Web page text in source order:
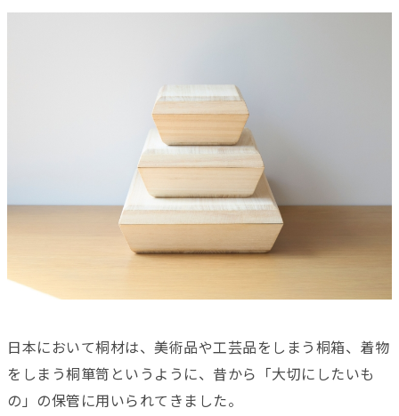
日本において桐材は、美術品や工芸品をしまう桐箱、着物
をしまう桐箪笥というように、昔から「大切にしたいも
の」の保管に用いられてきました。